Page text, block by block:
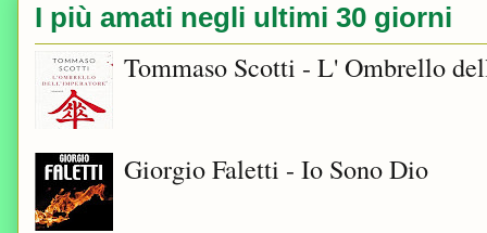
I più amati negli ultimi 30 giorni
Tommaso Scotti - L' Ombrello
Giorgio Faletti - Io Sono Dio